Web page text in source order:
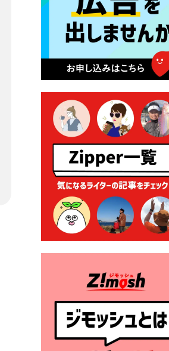
2026年7月9日 農地法等に係
る各種申請に係る登記事項証
明書の添付省略について
2026年7月9日 廃食用油の回
収
2026年7月7日 「おゆずりコ
ーナー」について
2026年7月1日 豊前市民プール
一般開放
2026年7月1日 「豊前市定住促
進奨励金」が始まります！
（令和８年４月１日施行）
2026年6月25日 指定ごみ袋価
格改定
市佐野・則尾育英会奨学生募
集の「てびき」
2026年6月22日 神楽人の祭展